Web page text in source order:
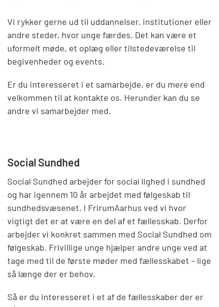
Vi rykker gerne ud til uddannelser, institutioner eller
andre steder, hvor unge færdes. Det kan være et
uformelt møde, et oplæg eller tilstedeværelse til
begivenheder og events.
Er du interesseret i et samarbejde, er du mere end
velkommen til at kontakte os. Herunder kan du se
andre vi samarbejder med.
Social Sundhed
Social Sundhed arbejder for social lighed i sundhed
og har igennem 10 år arbejdet med følgeskab til
sundhedsvæsenet. I FrirumAarhus ved vi hvor
vigtigt det er at være en del af et fællesskab. Derfor
arbejder vi konkret sammen med Social Sundhed om
følgeskab. Frivillige unge hjælper andre unge ved at
tage med til de første møder med fællesskabet – lige
så længe der er behov.
Så er du interesseret i et af de fællesskaber der er